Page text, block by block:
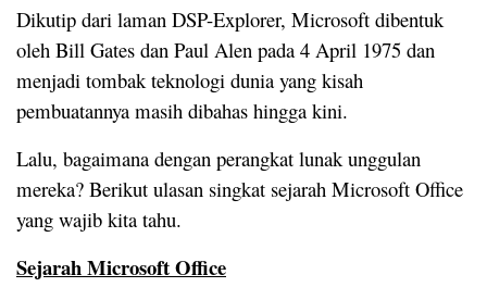
Dikutip dari laman DSP-Explorer, Microsoft dibentuk
oleh Bill Gates dan Paul Alen pada 4 April 1975 dan
menjadi tombak teknologi dunia yang kisah
pembuatannya masih dibahas hingga kini.
Lalu, bagaimana dengan perangkat lunak unggulan
mereka? Berikut ulasan singkat sejarah Microsoft Office
yang wajib kita tahu.
Sejarah Microsoft Office